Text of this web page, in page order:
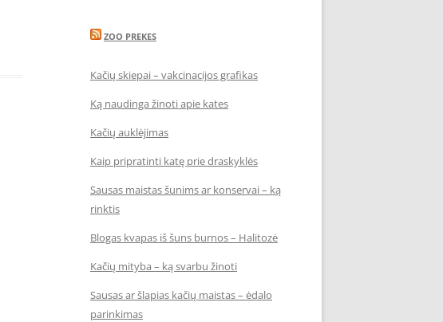
ZOO PREKES
Kačių skiepai – vakcinacijos grafikas
Ką naudinga žinoti apie kates
Kačių auklėjimas
Kaip pripratinti katę prie draskyklės
Sausas maistas šunims ar konservai – ką
rinktis
Blogas kvapas iš šuns burnos – Halitozė
Kačių mityba – ką svarbu žinoti
Sausas ar šlapias kačių maistas – ėdalo
parinkimas